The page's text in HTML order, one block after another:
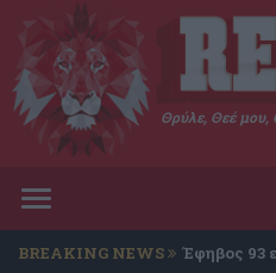
Θρύλε, Θεέ μου,
Toggle
BREAKING NEWS Έφηβος 93